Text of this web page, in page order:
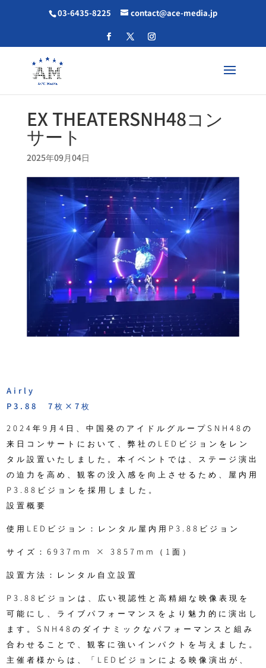
03-6435-8225 contact@ace-media.jp
EX THEATERSNH48コン
サート
2025年09月04日
Airly
P3.88 7枚×7枚
2024年9月4日、中国発のアイドルグループSNH48の
来日コンサートにおいて、弊社のLEDビジョンをレン
タル設置いたしました。本イベントでは、ステージ演出
の迫力を高め、観客の没入感を向上させるため、屋内用
P3.88ビジョンを採用しました。
設置概要
使用LEDビジョン：レンタル屋内用P3.88ビジョン
サイズ：6937mm × 3857mm（1面）
設置方法：レンタル自立設置
P3.88ビジョンは、広い視認性と高精細な映像表現を
可能にし、ライブパフォーマンスをより魅力的に演出し
ます。SNH48のダイナミックなパフォーマンスと組み
合わせることで、観客に強いインパクトを与えました。
主催者様からは、「LEDビジョンによる映像演出が、